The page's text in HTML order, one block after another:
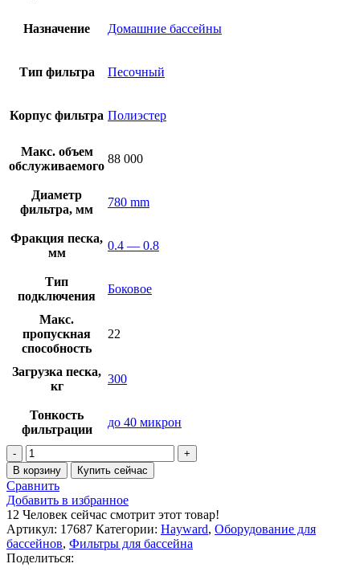
Назначение Домашние бассейны
Тип фильтра Песочный
Корпус фильтра Полиэстер
Макс. объем
обслуживаемого
88 000
Диаметр
фильтра, мм
780 mm
Фракция песка,
мм
0.4 — 0.8
Тип
подключения
Боковое
Макс.
пропускная
способность
22
Загрузка песка,
кг
300
Тонкость
фильтрации
до 40 микрон
В корзину Купить сейчас
Сравнить
Добавить в избранное
12 Человек сейчас смотрит этот товар!
Артикул: 17687 Категории: Hayward, Оборудование для
бассейнов, Фильтры для бассейна
Поделиться: